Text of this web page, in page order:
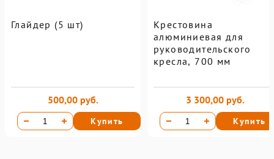
Глайдер (5 шт)
500,00 руб.
Купить
Крестовина
алюминиевая для
руководительского
кресла, 700 мм
3 300,00 руб.
Купить